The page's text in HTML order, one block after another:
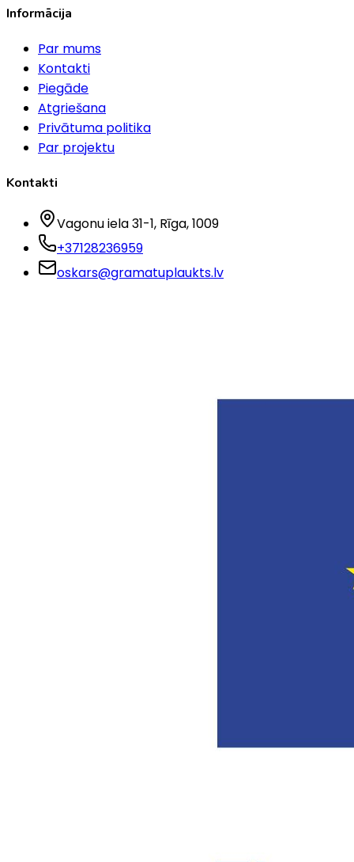
Informācija
Par mums
Kontakti
Piegāde
Atgriešana
Privātuma politika
Par projektu
Kontakti
Vagonu iela 31-1, Rīga, 1009
+37128236959
oskars@gramatuplaukts.lv